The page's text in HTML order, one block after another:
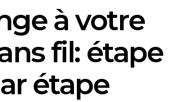
à votre
fil: étape
étape